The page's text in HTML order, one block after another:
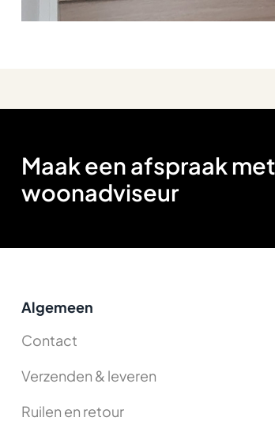
Maak een afspraak
woonadviseur
Algemeen
Contact
Verzenden & leveren
Ruilen en retour